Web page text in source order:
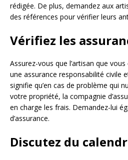
rédigée. De plus, demandez aux
des références pour vérifier leurs
Vérifiez les
Assurez-vous que l’artisan que
une assurance responsabilité civile
signifie qu’en cas de problème qui
votre propriété, la compagnie
en charge les frais. Demandez-lui
d’assurance.
Discutez du